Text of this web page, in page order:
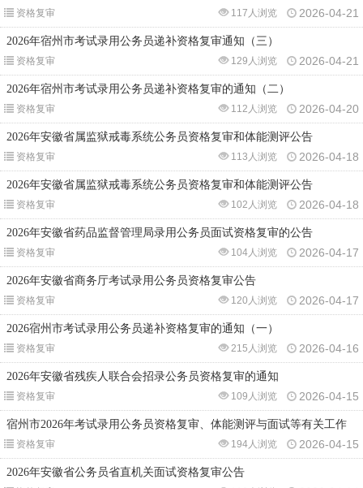
资格复审 2026-04-21
117人浏览
2026年宿州市考试录用公务员递补资格复审通知（三）
资格复审 2026-04-21
129人浏览
2026年宿州市考试录用公务员递补资格复审的通知（二）
资格复审 2026-04-20
112人浏览
2026年安徽省属监狱戒毒系统公务员资格复审和体能测评公告
资格复审 2026-04-18
113人浏览
2026年安徽省属监狱戒毒系统公务员资格复审和体能测评公告
资格复审 2026-04-18
102人浏览
2026年安徽省药品监督管理局录用公务员面试资格复审的公告
资格复审 2026-04-17
104人浏览
2026年安徽省商务厅考试录用公务员资格复审公告
资格复审 2026-04-17
120人浏览
2026宿州市考试录用公务员递补资格复审的通知（一）
资格复审 2026-04-16
215人浏览
2026年安徽省残疾人联合会招录公务员资格复审的通知
资格复审 2026-04-15
109人浏览
宿州市2026年考试录用公务员资格复审、体能测评与面试等有关工作
资格复审 2026-04-15
194人浏览
2026年安徽省公务员省直机关面试资格复审公告